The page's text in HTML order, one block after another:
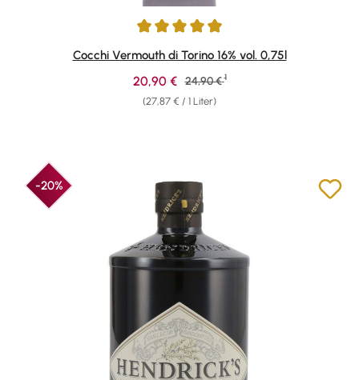
Durchschnittliche Bewertung von 4.94 von 5 Sternen
Cocchi Vermouth di Torino 16% vol. 0,75l
(27,87 € / 1 Liter)
Verkaufspreis:
20,90 € Regulärer Preis:
24,90 € 1
-20%